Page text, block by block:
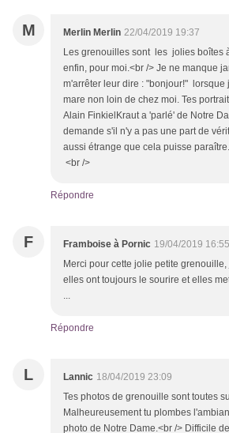
M Merlin Merlin 22/04/2019 19:37
Les grenouilles sont les jolies boîtes
enfin, pour moi.<br /> Je ne manque
m'arrêter leur dire : "bonjour!" lorsque
mare non loin de chez moi. Tes
Alain FinkielKraut a 'parlé' de Notre
demande s'il n'y a pas une part de
aussi étrange que cela puisse
<br />
Répondre
F Framboise à Pornic 19/04/2019 16:55
Merci pour cette jolie petite
elles ont toujours le sourire et elles
...
Répondre
L Lannic 18/04/2019 23:09
Tes photos de grenouille sont toutes
Malheureusement tu plombes
photo de Notre Dame.<br /> Difficile